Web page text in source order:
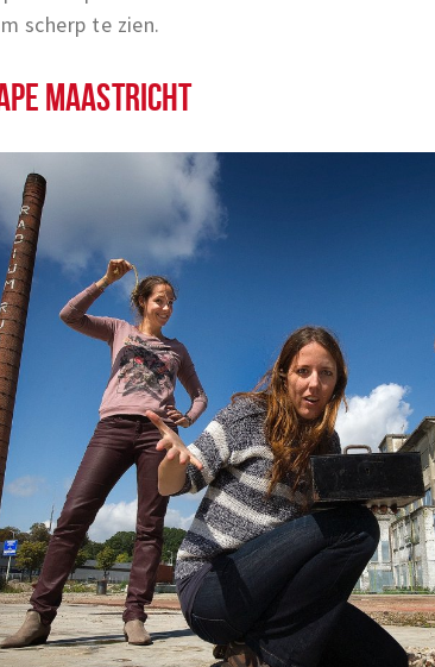
scherp te zien.
MAASTRICHT